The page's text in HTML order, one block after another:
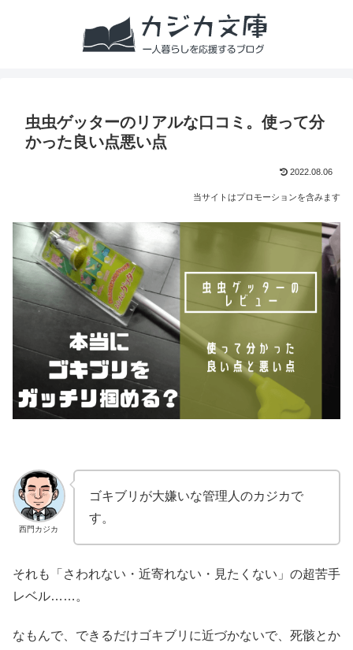
虫虫ゲッターのリアルな口コミ。使って分
かった良い点悪い点
2022.08.06
当サイトはプロモーションを含みます
西門カジカ
ゴキブリが大嫌いな管理人のカジカで
す。
それも「さわれない・近寄れない・見たくない」の超苦手
レベル……。
なもんで、できるだけゴキブリに近づかないで、死骸とか